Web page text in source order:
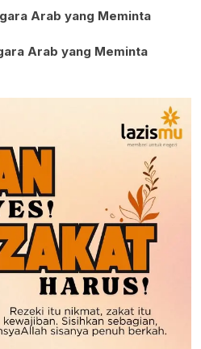
Arab yang Meminta
Arab yang Meminta